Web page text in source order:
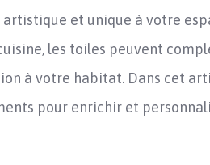
et unique à votre
les toiles peuvent
à votre habitat. Dans cet
pour enrichir et